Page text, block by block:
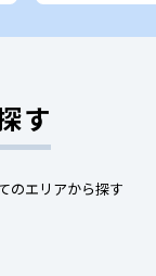
す
のエリアから探す